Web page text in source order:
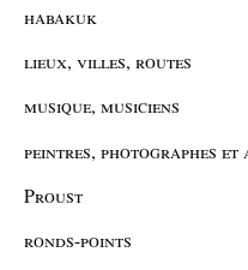
habakuk
lieux, villes, routes
musique, musiciens
peintres, photographes
Proust
ronds-points